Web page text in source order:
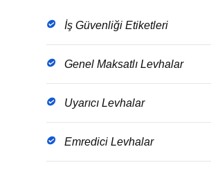
İş Güvenliği Etiketleri
Genel Maksatlı Levhalar
Uyarıcı Levhalar
Emredici Levhalar